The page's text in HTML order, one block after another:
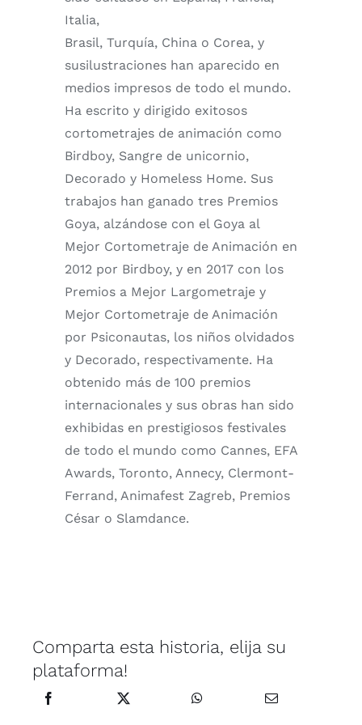
Italia,
Brasil, Turquía, China o Corea, y
susilustraciones han aparecido en
medios impresos de todo el mundo.
Ha escrito y dirigido exitosos
cortometrajes de animación como
Birdboy, Sangre de unicornio,
Decorado y Homeless Home. Sus
trabajos han ganado tres Premios
Goya, alzándose con el Goya al
Mejor Cortometraje de Animación en
2012 por Birdboy, y en 2017 con los
Premios a Mejor Largometraje y
Mejor Cortometraje de Animación
por Psiconautas, los niños olvidados
y Decorado, respectivamente. Ha
obtenido más de 100 premios
internacionales y sus obras han sido
exhibidas en prestigiosos festivales
de todo el mundo como Cannes, EFA
Awards, Toronto, Annecy, Clermont-
Ferrand, Animafest Zagreb, Premios
César o Slamdance.
Comparta esta historia, elija su
plataforma!